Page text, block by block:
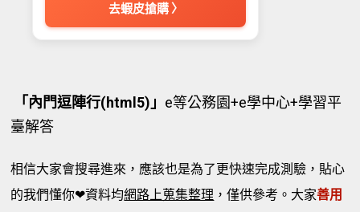
去蝦皮搶購 〉
「內門逗陣行(html5)」 e等公務園+e學中心+學習平
臺解答
相信大家會搜尋進來，應該也是為了更快速完成測驗，貼心
的我們懂你❤資料均網路上蒐集整理 ，僅供參考。大家善用